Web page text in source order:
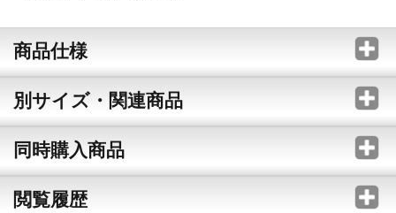
商品仕様
別サイズ・関連商品
同時購入商品
閲覧履歴